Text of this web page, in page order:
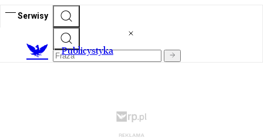
Serwisy
Publicystyka